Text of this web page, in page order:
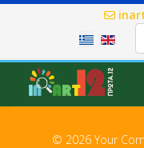
Επιλέξτε
© 2026 Your